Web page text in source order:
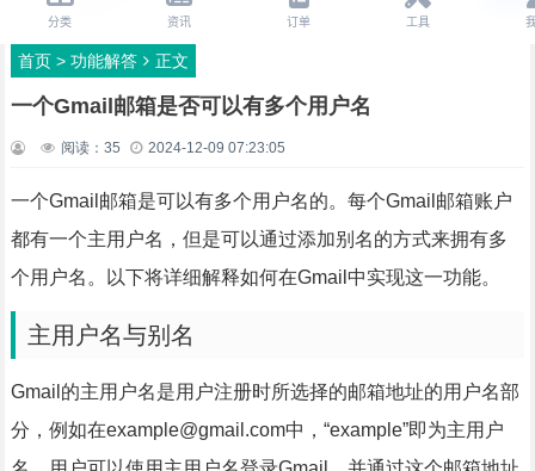
首页> 功能解答 正文
一个Gmail邮箱是否可以有多个用户名
阅读： 35 2024-12-09 07:23:05
一个Gmail邮箱是可以有多个用户名的。每个Gmail邮箱账户
都有一个主用户名，但是可以通过添加别名的方式来拥有多
个用户名。以下将详细解释如何在Gmail中实现这一功能。
主用户名与别名
Gmail的主用户名是用户注册时所选择的邮箱地址的用户名部
分，例如在example@gmail.com中，“example”即为主用户